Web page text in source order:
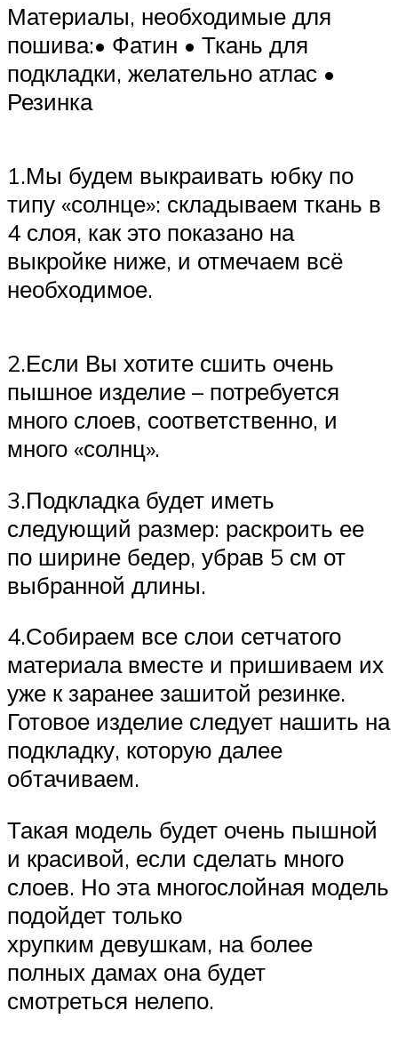
Материалы, необходимые для
пошива:• Фатин • Ткань для
подкладки, желательно атлас •
Резинка
1.Мы будем выкраивать юбку по
типу «солнце»: складываем ткань в
4 слоя, как это показано на
выкройке ниже, и отмечаем всё
необходимое.
2.Если Вы хотите сшить очень
пышное изделие – потребуется
много слоев, соответственно, и
много «солнц».
3.Подкладка будет иметь
следующий размер: раскроить ее
по ширине бедер, убрав 5 см от
выбранной длины.
4.Собираем все слои сетчатого
материала вместе и пришиваем их
уже к заранее зашитой резинке.
Готовое изделие следует нашить на
подкладку, которую далее
обтачиваем.
Такая модель будет очень пышной
и красивой, если сделать много
слоев. Но эта многослойная модель
подойдет только
хрупким девушкам, на более
полных дамах она будет
смотреться нелепо.